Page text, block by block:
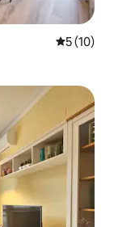
5 de uma
5 (10)